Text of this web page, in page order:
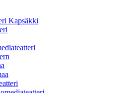
Kapsäkki